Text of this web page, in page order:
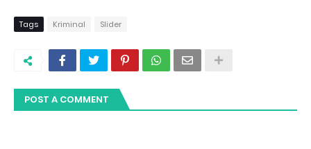
Tags Kriminal Slider
POST A COMMENT